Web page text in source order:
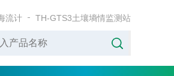
流计 TH-GTS3土壤墒情监测站